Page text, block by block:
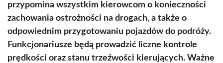
przypomina wszystkim kierowcom o konieczności
zachowania ostrożności na drogach, a także o
odpowiednim przygotowaniu pojazdów do podróży.
Funkcjonariusze będą prowadzić liczne kontrole
prędkości oraz stanu trzeźwości kierujących. Ważne